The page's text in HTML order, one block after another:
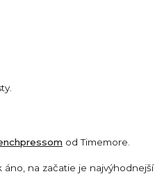
od Timemore.
áno, na začatie je najvýhodnejší